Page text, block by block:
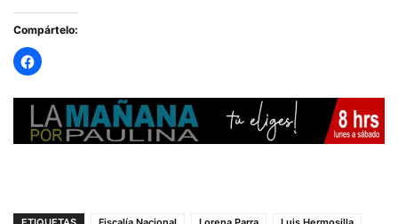
Compártelo: